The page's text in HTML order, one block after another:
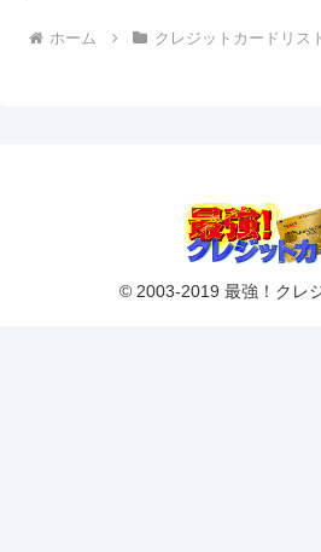
ホーム クレジットカードリス
© 2003-2019 最強！クレ